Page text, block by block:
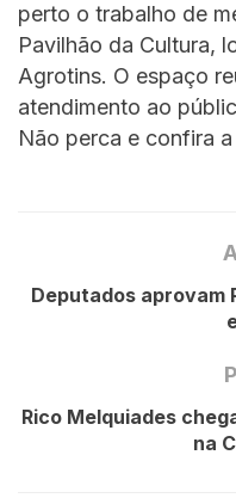
perto o trabalho de
Pavilhão da Cultura,
Agrotins. O espaço
atendimento ao
Não perca e confira
Deputados aprovam
Rico Melquiades
na